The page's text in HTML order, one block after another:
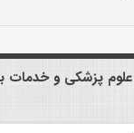
علوم پزشکی و خدمات